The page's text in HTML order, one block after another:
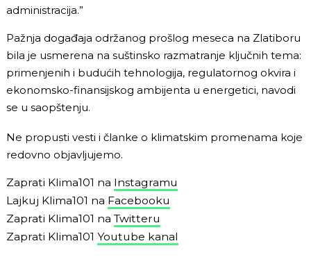
administracija.”
Pažnja događaja održanog prošlog meseca na Zlatiboru
bila je usmerena na suštinsko razmatranje ključnih tema:
primenjenih i budućih tehnologija, regulatornog okvira i
ekonomsko-finansijskog ambijenta u energetici, navodi
se u saopštenju.
Ne propusti vesti i članke o klimatskim promenama koje
redovno objavljujemo.
Zaprati Klima101 na Instagramu
Lajkuj Klima101 na Facebooku
Zaprati Klima101 na Twitteru
Zaprati Klima101 Youtube kanal